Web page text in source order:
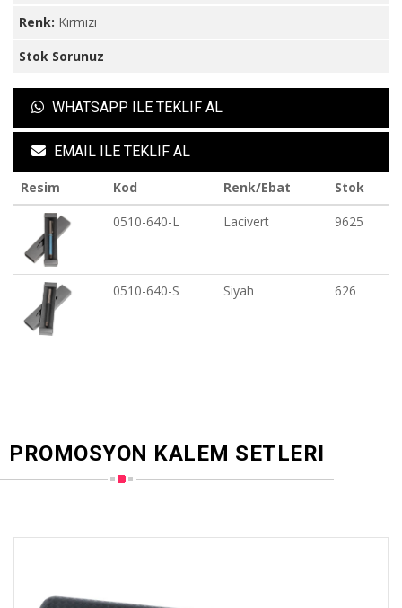
Renk: Kırmızı
Stok Sorunuz
WHATSAPP ILE TEKLIF AL
EMAIL ILE TEKLIF AL
Resim Kod Renk/Ebat
Stok
0510-640-L
Lacivert 9625
0510-640-S Siyah 626
PROMOSYON KALEM SETLERI